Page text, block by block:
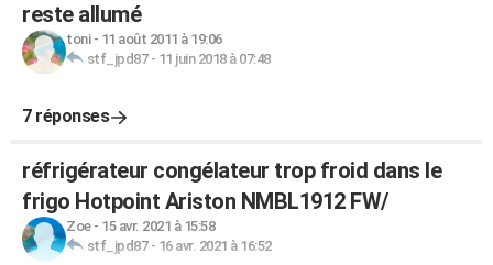
reste allumé
toni- 11 août 2011 à 19:06
stf_jpd87- 11 juin 2018 à 07:48
7 réponses
réfrigérateur congélateur trop froid dans le
frigo Hotpoint Ariston NMBL1912 FW/
Zoe- 15 avr. 2021 à 15:58
stf_jpd87- 16 avr. 2021 à 16:52